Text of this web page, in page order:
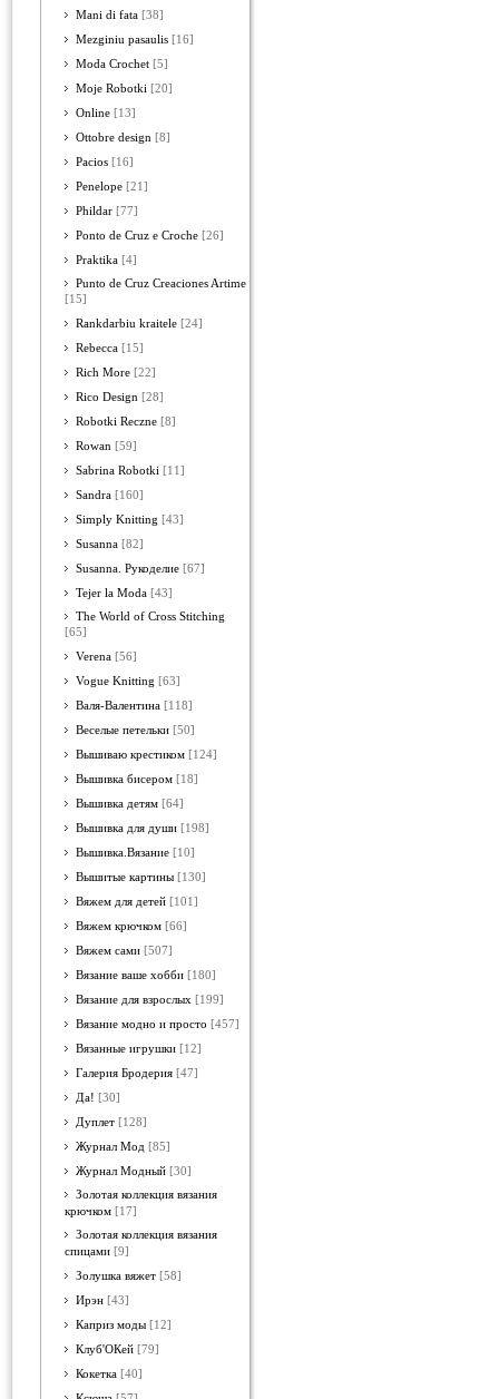
Mani di fata [38]
Mezginiu pasaulis [16]
Moda Crochet [5]
Moje Robotki [20]
Online [13]
Ottobre design [8]
Pacios [16]
Penelope [21]
Phildar [77]
Ponto de Cruz e Croche [26]
Praktika [4]
Punto de Cruz Creaciones Artime
[15]
Rankdarbiu kraitele [24]
Rebecca [15]
Rich More [22]
Rico Design [28]
Robotki Reczne [8]
Rowan [59]
Sabrina Robotki [11]
Sandra [160]
Simply Knitting [43]
Susanna [82]
Susanna. Рукоделие [67]
Tejer la Moda [43]
The World of Cross Stitching
[65]
Verena [56]
Vogue Knitting [63]
Валя-Валентина [118]
Веселые петельки [50]
Вышиваю крестиком [124]
Вышивка бисером [18]
Вышивка детям [64]
Вышивка для души [198]
Вышивка.Вязание [10]
Вышитые картины [130]
Вяжем для детей [101]
Вяжем крючком [66]
Вяжем сами [507]
Вязание ваше хобби [180]
Вязание для взрослых [199]
Вязание модно и просто [457]
Вязанные игрушки [12]
Галерия Бродерия [47]
Да! [30]
Дуплет [128]
Журнал Мод [85]
Журнал Модный [30]
Золотая коллекция вязания
крючком [17]
Золотая коллекция вязания
спицами [9]
Золушка вяжет [58]
Ирэн [43]
Каприз моды [12]
Клуб'ОКей [79]
Кокетка [40]